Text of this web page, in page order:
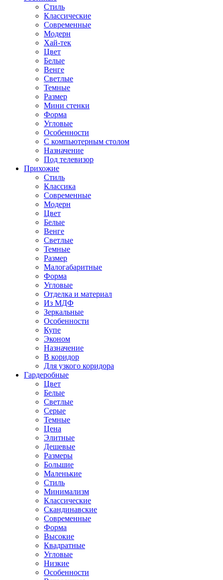
Стиль
Классические
Современные
Модерн
Хай-тек
Цвет
Белые
Венге
Светлые
Темные
Размер
Мини стенки
Форма
Угловые
Особенности
С компьютерным столом
Назначение
Под телевизор
Прихожие
Стиль
Классика
Современные
Модерн
Цвет
Белые
Венге
Светлые
Темные
Размер
Малогабаритные
Форма
Угловые
Отделка и материал
Из МДФ
Зеркальные
Особенности
Купе
Эконом
Назначение
В коридор
Для узкого коридора
Гардеробные
Цвет
Белые
Светлые
Серые
Темные
Цена
Элитные
Дешевые
Размеры
Большие
Маленькие
Стиль
Минимализм
Классические
Скандинавские
Современные
Форма
Высокие
Квадратные
Угловые
Низкие
Особенности